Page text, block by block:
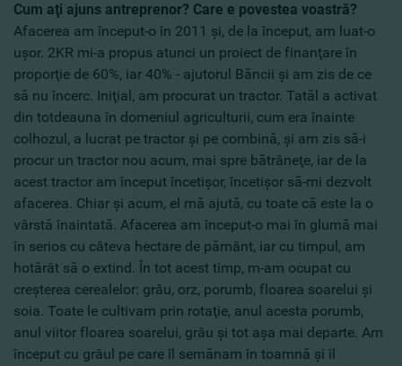
Cum aţi ajuns antreprenor? Care e povestea voastră?
Afacerea am început-o în 2011 şi, de la început, am luat-o
uşor. 2KR mi-a propus atunci un proiect de finanţare în
proporţie de 60%, iar 40% - ajutorul Băncii şi am zis de ce
să nu încerc. Iniţial, am procurat un tractor. Tatăl a activat
din totdeauna în domeniul agriculturii, cum era înainte
colhozul, a lucrat pe tractor şi pe combină, şi am zis să-i
procur un tractor nou acum, mai spre bătrâneţe, iar de la
acest tractor am început încetişor, încetişor să-mi dezvolt
afacerea. Chiar şi acum, el mă ajută, cu toate că este la o
vârstă înaintată. Afacerea am început-o mai în glumă mai
în serios cu câteva hectare de pământ, iar cu timpul, am
hotărât să o extind. În tot acest timp, m-am ocupat cu
creşterea cerealelor: grâu, orz, porumb, floarea soarelui şi
soia. Toate le cultivam prin rotaţie, anul acesta porumb,
anul viitor floarea soarelui, grâu şi tot aşa mai departe. Am
început cu grâul pe care îl semănam în toamnă şi îl